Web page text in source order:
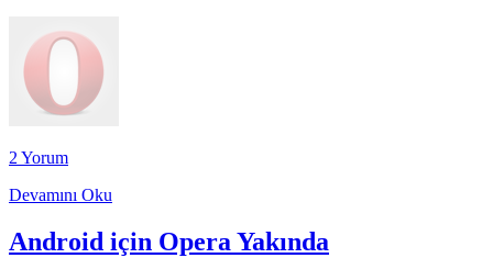
2 Yorum
Devamını Oku
Android için Opera Yakında